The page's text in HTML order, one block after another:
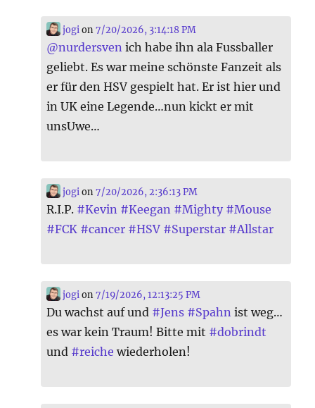
jogion7/20/2026, 3:14:18 PM
@nurdersven ich habe ihn ala Fussballer
geliebt. Es war meine schönste Fanzeit als
er für den HSV gespielt hat. Er ist hier und
in UK eine Legende…nun kickt er mit
unsUwe…
jogion7/20/2026, 2:36:13 PM
R.I.P. #Kevin #Keegan #Mighty #Mouse
#FCK #cancer #HSV #Superstar #Allstar
jogion7/19/2026, 12:13:25 PM
Du wachst auf und #Jens #Spahn ist weg…
es war kein Traum! Bitte mit #dobrindt
und #reiche wiederholen!